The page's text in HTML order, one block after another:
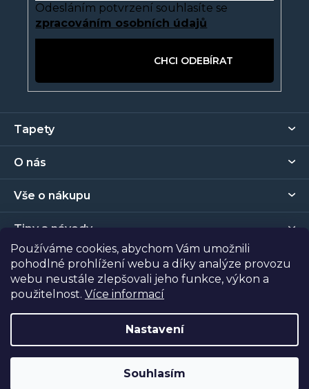
Používáme cookies, abychom Vám umožnili
pohodlné prohlížení webu a díky analýze provozu
webu neustále zlepšovali jeho funkce, výkon a
použitelnost. Více informací
Nastavení
Souhlasím
Odesláním potvrzení souhlasíte se
zpracováním osobních údajů
a
í
Tapety
O nás
Vše o nákupu
Tipy a návody
Kontakt
Vytvořil Shoptet| Nakódoval